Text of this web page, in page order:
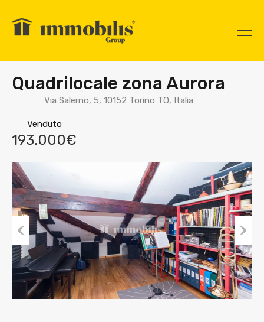
Quadrilocale zona Aurora
Via Salerno, 5, 10152 Torino TO, Italia
Venduto
193.000€
Prev
ious
Nex
t